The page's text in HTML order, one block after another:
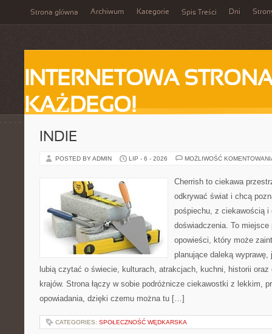
Strona główna Archiwum Kategorie Spis Treści Dni
INTERNETOWA
KAŻDEGO!
INDIE
POSTED BY ADMIN LIP - 6 - 2026 MOŻLIWOŚĆ
Cherrish to ciekawa
odkrywać świat i chcą
pośpiechu, z ciekawością i
doświadczenia. To miejsce
opowieści, który może
planujące daleką
lubią czytać o świecie, kulturach, atrakcjach, kuchni, historii
krajów. Strona łączy w sobie podróżnicze ciekawostki z lekkim,
opowiadania, dzięki czemu można tu […]
CATEGORIES: SPOŁECZNOŚĆ WĘDKARSKA